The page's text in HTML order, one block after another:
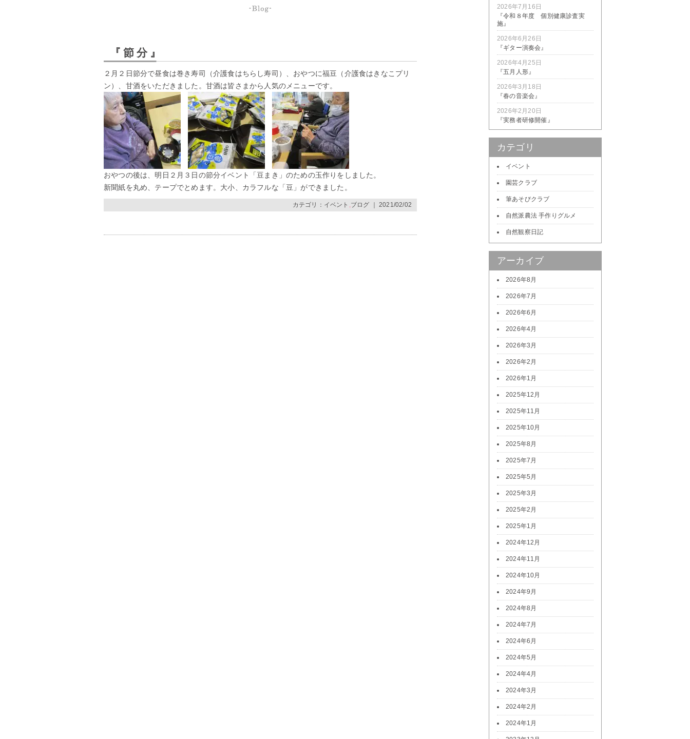
『節分』
２月２日節分で昼食は巻き寿司（介護食はちらし寿司）、おやつに福豆（介護食はきなこプリ
ン）、甘酒をいただきました。甘酒は皆さまから人気のメニューです。
おやつの後は、明日２月３日の節分イベント「豆まき」のための玉作りをしました。
新聞紙を丸め、テープでとめます。大小、カラフルな「豆」ができました。
カテゴリ： イベント ブログ ｜ 2021/02/02
2026年7月16日
『令和８年度 個別健康診査実
施』
2026年6月26日
『ギター演奏会』
2026年4月25日
『五月人形』
2026年3月18日
『春の音楽会』
2026年2月20日
『実務者研修開催』
カテゴリ
イベント
園芸クラブ
筆あそびクラブ
自然派農法 手作りグルメ
自然観察日記
アーカイブ
2026年8月
2026年7月
2026年6月
2026年4月
2026年3月
2026年2月
2026年1月
2025年12月
2025年11月
2025年10月
2025年8月
2025年7月
2025年5月
2025年3月
2025年2月
2025年1月
2024年12月
2024年11月
2024年10月
2024年9月
2024年8月
2024年7月
2024年6月
2024年5月
2024年4月
2024年3月
2024年2月
2024年1月